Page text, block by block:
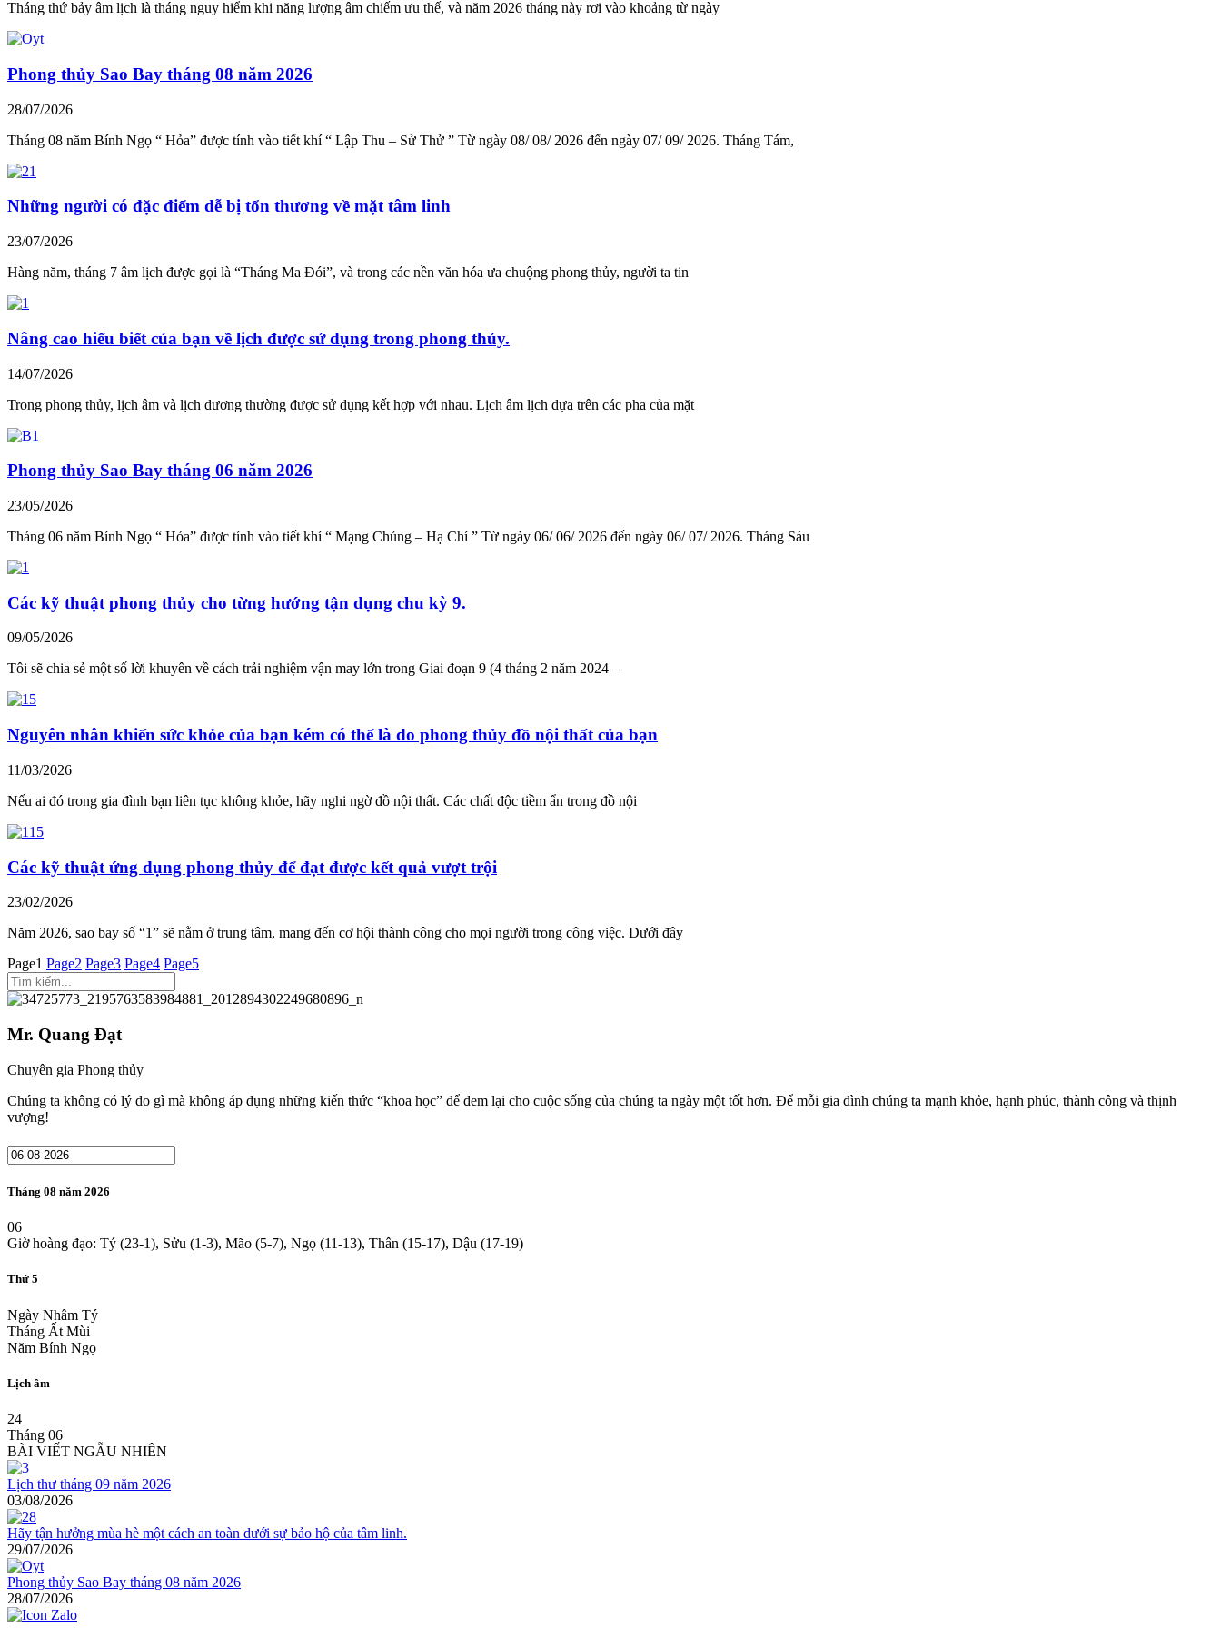
Tháng thứ bảy âm lịch là tháng nguy hiểm khi năng lượng âm chiếm ưu thế, và năm 2026 tháng này rơi vào khoảng từ ngày
Phong thủy Sao Bay tháng 08 năm 2026
28/07/2026
Tháng 08 năm Bính Ngọ “ Hỏa” được tính vào tiết khí “ Lập Thu – Sử Thử ” Từ ngày 08/ 08/ 2026 đến ngày 07/ 09/ 2026. Tháng Tám,
Những người có đặc điểm dễ bị tổn thương về mặt tâm linh
23/07/2026
Hàng năm, tháng 7 âm lịch được gọi là “Tháng Ma Đói”, và trong các nền văn hóa ưa chuộng phong thủy, người ta tin
Nâng cao hiểu biết của bạn về lịch được sử dụng trong phong thủy.
14/07/2026
Trong phong thủy, lịch âm và lịch dương thường được sử dụng kết hợp với nhau. Lịch âm lịch dựa trên các pha của mặt
Phong thủy Sao Bay tháng 06 năm 2026
23/05/2026
Tháng 06 năm Bính Ngọ “ Hỏa” được tính vào tiết khí “ Mạng Chủng – Hạ Chí ” Từ ngày 06/ 06/ 2026 đến ngày 06/ 07/ 2026. Tháng Sáu
Các kỹ thuật phong thủy cho từng hướng tận dụng chu kỳ 9.
09/05/2026
Tôi sẽ chia sẻ một số lời khuyên về cách trải nghiệm vận may lớn trong Giai đoạn 9 (4 tháng 2 năm 2024 –
Nguyên nhân khiến sức khỏe của bạn kém có thể là do phong thủy đồ nội thất của bạn
11/03/2026
Nếu ai đó trong gia đình bạn liên tục không khỏe, hãy nghi ngờ đồ nội thất. Các chất độc tiềm ẩn trong đồ nội
Các kỹ thuật ứng dụng phong thủy để đạt được kết quả vượt trội
23/02/2026
Năm 2026, sao bay số “1” sẽ nằm ở trung tâm, mang đến cơ hội thành công cho mọi người trong công việc. Dưới đây
Page1 Page2 Page3 Page4 Page5
Mr. Quang Đạt
Chuyên gia Phong thủy
Chúng ta không có lý do gì mà không áp dụng những kiến thức “khoa học” để đem lại cho cuộc sống của chúng ta ngày một tốt hơn. Để mỗi gia đình chúng ta mạnh khỏe, hạnh phúc, thành công và thịnh
vượng!
Tháng 08 năm 2026
06
Giờ hoàng đạo: Tý (23-1), Sửu (1-3), Mão (5-7), Ngọ (11-13), Thân (15-17), Dậu (17-19)
Thứ 5
Ngày Nhâm Tý
Tháng Ất Mùi
Năm Bính Ngọ
Lịch âm
24
Tháng 06
BÀI VIẾT NGẪU NHIÊN
Lịch thư tháng 09 năm 2026
03/08/2026
Hãy tận hưởng mùa hè một cách an toàn dưới sự bảo hộ của tâm linh.
29/07/2026
Phong thủy Sao Bay tháng 08 năm 2026
28/07/2026